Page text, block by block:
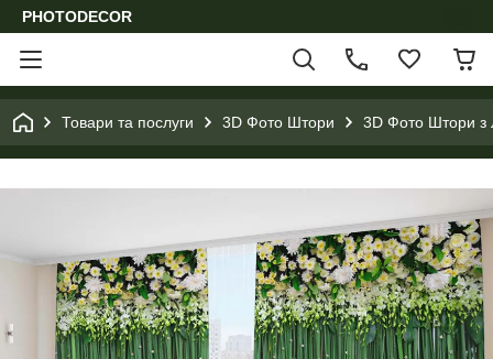
PHOTODECOR
Товари та послуги 3D Фото Штори 3D Фото Штори з